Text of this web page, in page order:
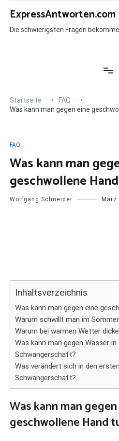
Zum
Inhalt
springen
ExpressAntworten.com
Die schwierigsten Fragen
Startseite
FAQ
Was kann man gegen eine
FAQ
Was kann man
geschwollene
Wolfgang Schneider März
Inhaltsverzeichnis
Was kann man gegen eine
Warum schwillt man im
Warum bei warmen Wetter
Was kann man gegen Wasser
Schwangerschaft?
Was verändert sich in den
Schwangerschaft?
Was kann man
geschwollene Hand